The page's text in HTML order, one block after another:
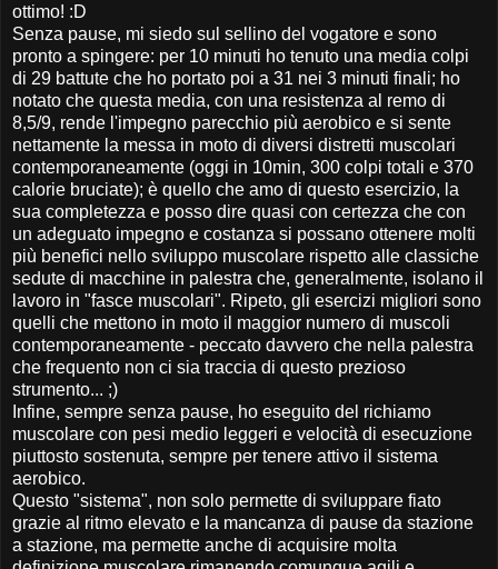
ottimo! :D
Senza pause, mi siedo sul sellino del vogatore e sono
pronto a spingere: per 10 minuti ho tenuto una media colpi
di 29 battute che ho portato poi a 31 nei 3 minuti finali; ho
notato che questa media, con una resistenza al remo di
8,5/9, rende l'impegno parecchio più aerobico e si sente
nettamente la messa in moto di diversi distretti muscolari
contemporaneamente (oggi in 10min, 300 colpi totali e 370
calorie bruciate); è quello che amo di questo esercizio, la
sua completezza e posso dire quasi con certezza che con
un adeguato impegno e costanza si possano ottenere molti
più benefici nello sviluppo muscolare rispetto alle classiche
sedute di macchine in palestra che, generalmente, isolano il
lavoro in "fasce muscolari". Ripeto, gli esercizi migliori sono
quelli che mettono in moto il maggior numero di muscoli
contemporaneamente - peccato davvero che nella palestra
che frequento non ci sia traccia di questo prezioso
strumento... ;)
Infine, sempre senza pause, ho eseguito del richiamo
muscolare con pesi medio leggeri e velocità di esecuzione
piuttosto sostenuta, sempre per tenere attivo il sistema
aerobico.
Questo "sistema", non solo permette di sviluppare fiato
grazie al ritmo elevato e la mancanza di pause da stazione
a stazione, ma permette anche di acquisire molta